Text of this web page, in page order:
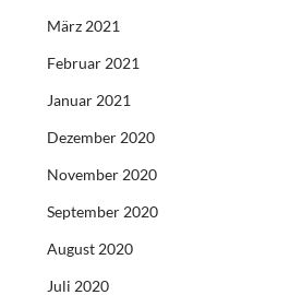
März 2021
Februar 2021
Januar 2021
Dezember 2020
November 2020
September 2020
August 2020
Juli 2020